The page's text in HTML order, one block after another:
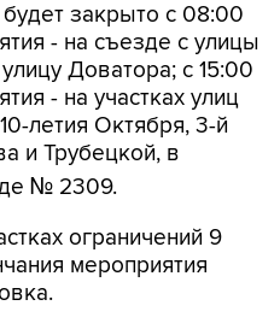
закрыто с 08:00
- на съезде с улицы
Доватора; с 15:00
- на участках улиц
летия Октября, 3-й
и Трубецкой, в
№ 2309.
ограничений 9
мероприятия